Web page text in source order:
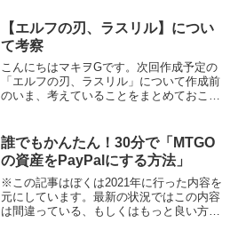
は、マキヲGです。悪い感情を表に出すと
損しかしない、...
【エルフの刃、ラスリル】につい
て考察
こんにちはマキヲGです。次回作成予定の
「エルフの刃、ラスリル」について作成前
のいま、考えていることをまとめておこう
統率者デッキに入っている伝説のクリーチ
ャーです（以...
誰でもかんたん！30分で「MTGO
の資産をPayPalにする方法」
※この記事はぼくは2021年に行った内容を
元にしています。最新の状況ではこの内容
は間違っている、もしくはもっと良い方法